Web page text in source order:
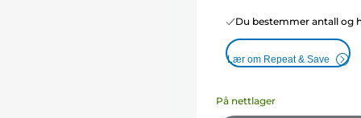
Du bestemmer antall og
Lær om Repeat & Save
På nettlager